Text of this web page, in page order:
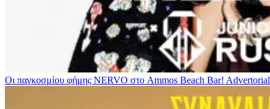
Οι παγκοσμίου φήμης NERVO στο Ammos Beach Bar! Advertorial